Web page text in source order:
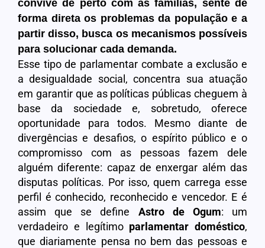
convive de perto com as famílias, sente de
forma direta os problemas da população e a
partir disso, busca os mecanismos possíveis
para solucionar cada demanda.
Esse tipo de parlamentar combate a exclusão e
a desigualdade social, concentra sua atuação
em garantir que as políticas públicas cheguem à
base da sociedade e, sobretudo, oferece
oportunidade para todos. Mesmo diante de
divergências e desafios, o espírito público e o
compromisso com as pessoas fazem dele
alguém diferente: capaz de enxergar além das
disputas políticas. Por isso, quem carrega esse
perfil é conhecido, reconhecido e vencedor. E é
assim que se define Astro de Ogum: um
verdadeiro e legítimo parlamentar doméstico,
que diariamente pensa no bem das pessoas e